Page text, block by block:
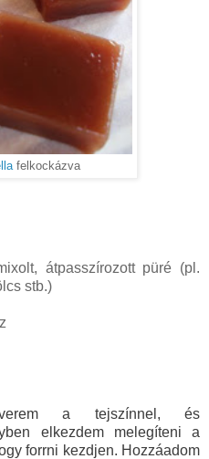
felkockázva
átpasszírozott püré (pl.
stb.)
a tejszínnel, és
elkezdem melegíteni a
forrni kezdjen. Hozzáadom